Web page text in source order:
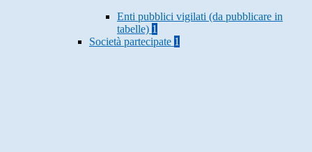
Enti pubblici vigilati (da pubblicare in
tabelle) 1
Società partecipate 1